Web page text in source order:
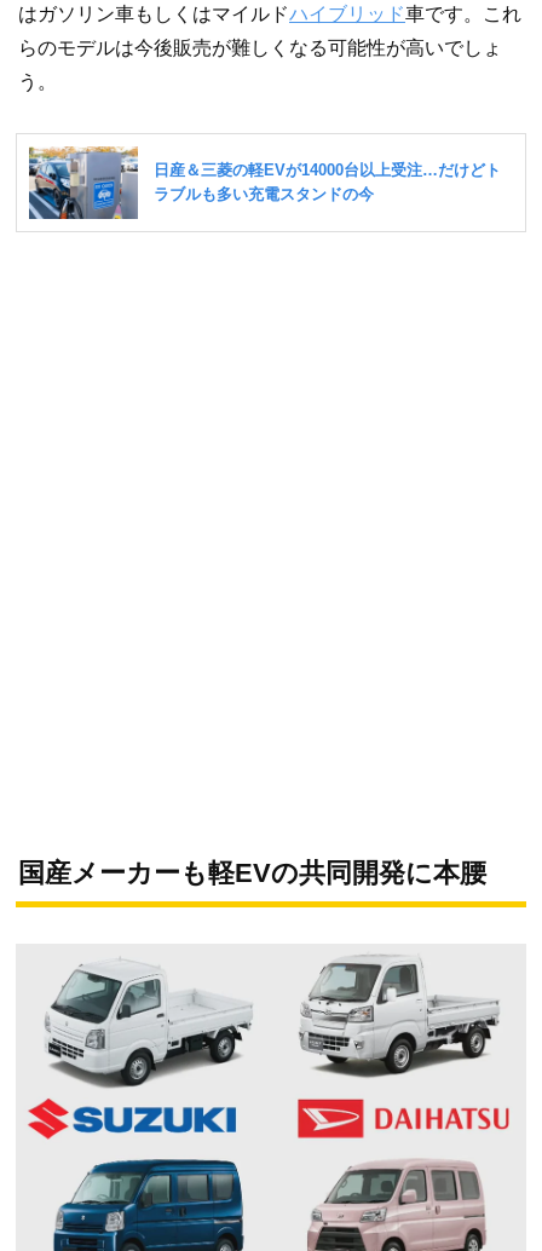
はガソリン車もしくはマイルドハイブリッド車です。これ
らのモデルは今後販売が難しくなる可能性が高いでしょ
う。
国産メーカーも軽EVの共同開発に本腰